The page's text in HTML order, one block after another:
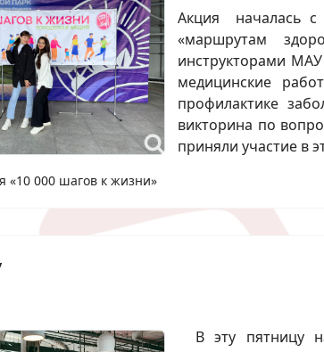
Акция началась с
«маршрутам
инструкторами
медицинские
профилактике
викторина по
приняли участие в
«10 000 шагов к жизни»
В эту пятницу